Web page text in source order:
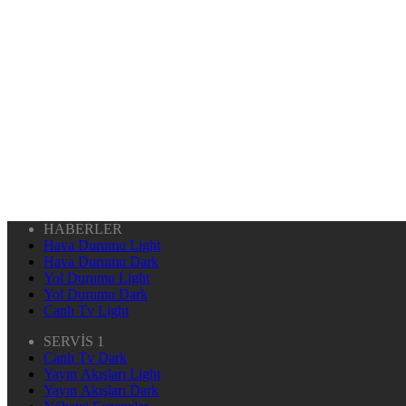
HABERLER
Hava Durumu Light
Hava Durumu Dark
Yol Durumu Light
Yol Durumu Dark
Canlı Tv Light
SERVİS 1
Canlı Tv Dark
Yayın Akışları Light
Yayın Akışları Dark